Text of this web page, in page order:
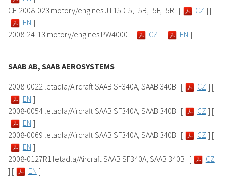
CF-2008-023 motory/engines JT15D-5, -5B, -5F, -5R [
CZ ] [
EN ]
2008-24-13 motory/engines PW4000 [
CZ ] [ EN ]
SAAB AB, SAAB AEROSYSTEMS
2008-0022 letadla/Aircraft SAAB SF340A, SAAB 340B [
CZ ] [
EN ]
2008-0054 letadla/Aircraft SAAB SF340A, SAAB 340B [
CZ ] [
EN ]
2008-0069 letadla/Aircraft SAAB SF340A, SAAB 340B [
CZ ] [
EN ]
2008-0127R1 letadla/Aircraft SAAB SF340A, SAAB 340B [
CZ
] [
EN ]